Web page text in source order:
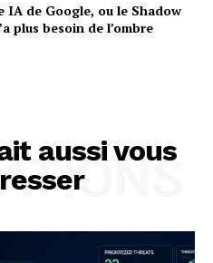
IA de Google, ou le Shadow
plus besoin de l’ombre
aussi vous